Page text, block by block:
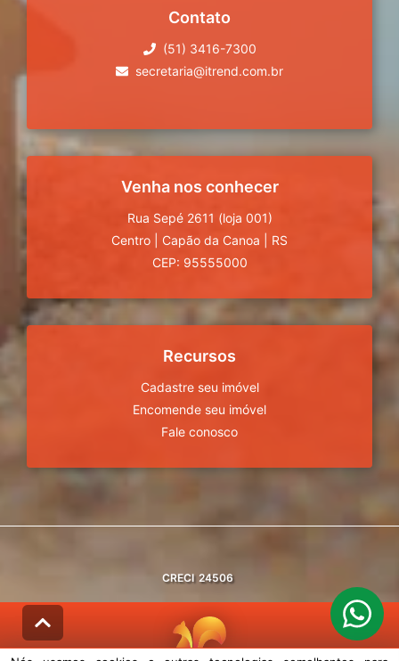
Contato
(51) 3416-7300
secretaria@itrend.com.br
Venha nos conhecer
Rua Sepé 2611 (loja 001)
Centro
Capão da Canoa
RS
CEP: 95555000
Recursos
Cadastre seu imóvel
Encomende seu imóvel
Fale conosco
CRECI 24506